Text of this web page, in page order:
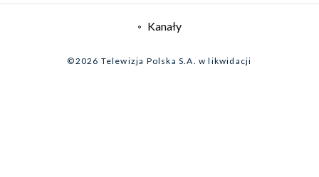
Biuro Reklamy
Kanały
©2026 Telewizja Polska S.A. w likwidacji